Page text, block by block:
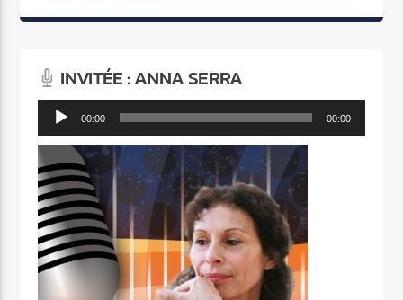
INVITÉE : ANNA SERRA
Lecteur 00:00 00:00